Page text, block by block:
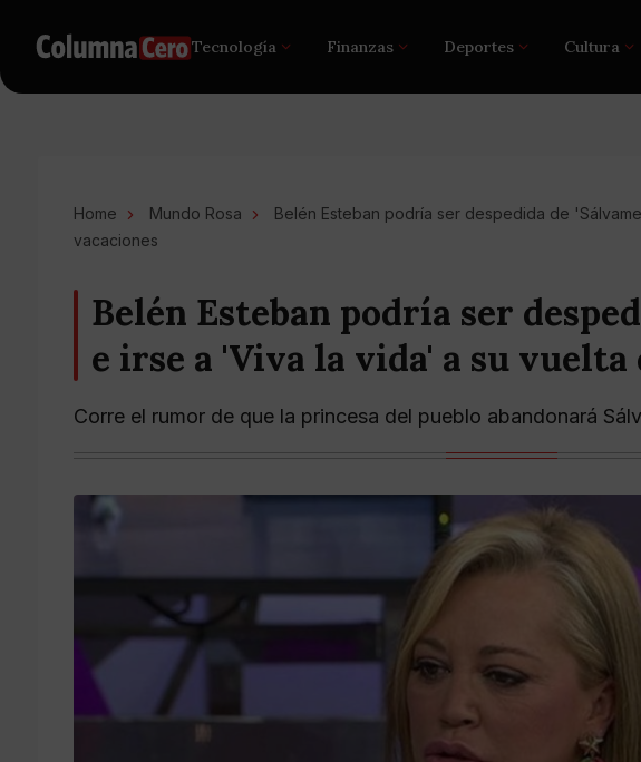
Tecnología Finanzas Deportes Cultura
Home Mundo Rosa
Belén Esteban podría ser despedida de
vacaciones
Belén Esteban podría ser
e irse a 'Viva la vida' a su vuelta
Corre el rumor de que la princesa del pueblo abandonará